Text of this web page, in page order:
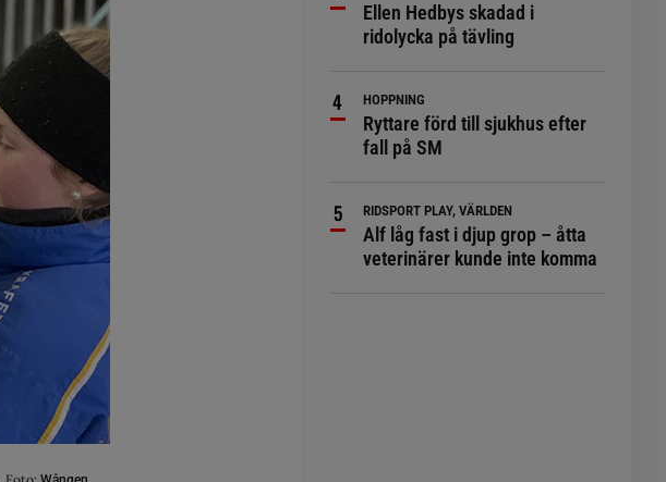
Ellen Hedbys skadad i
ridolycka på tävling
HOPPNING
Ryttare förd till sjukhus efter
fall på SM
RIDSPORT PLAY, VÄRLDEN
Alf låg fast i djup grop – åtta
veterinärer kunde inte komma